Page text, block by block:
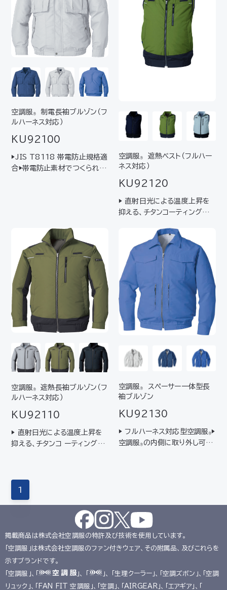
可能
空調服®
制電長袖ブルゾン（フ
ルハーネス対応）
KU92100
▶JIS T8118 帯電防止規格適
合▶帯電防止素材でつくられた
表に出すことが可…
空調服®
遮熱ベスト（フルハー
ネス対応）
KU92120
▶ 直射日光による温度上昇を
抑える、チタンコーティング生
ルハーネス型）対応の動きやす
いベストタイプ
空調服®
遮熱長袖ブルゾン（フ
ルハーネス対応）
KU92110
▶ 直射日光による温度上昇を
抑える、チタンコ ーティング生
空調服®
スペーサー一体型長
袖ブルゾン
KU92130
▶ フルハーネス対応型空調服®▶
空調服® の内側に取り外し可能
1
掲載商品は株式会社空調服の特許及び技術を使用しています。
「空調服」は株式会社空調服のファン付きウェア、その附属品、及びこれらを
示すブランドです。
「空調服」、「
」、 「
」、 「生理クーラー」、「空調ズボン」、「空調
リュック」、「FAN FIT 空調服」、「空調」、「AIRGEAR」、「エアギア」、「